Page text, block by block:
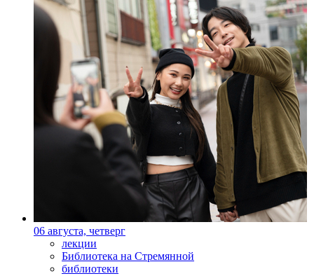
06 августа, четверг
лекции
Библиотека на Стремянной
библиотеки